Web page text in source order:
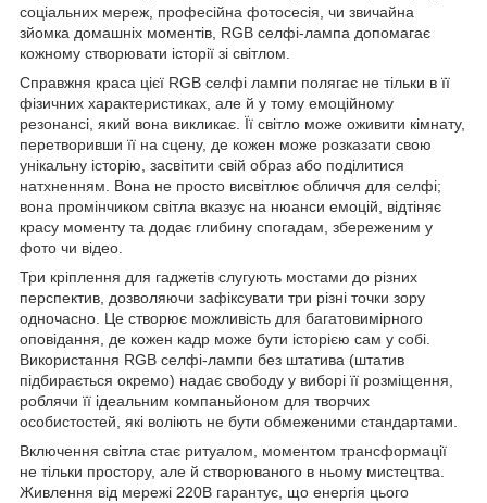
соціальних мереж, професійна фотосесія, чи звичайна
зйомка домашніх моментів, RGB селфі-лампа допомагає
кожному створювати історії зі світлом.
Справжня краса цієї RGB селфі лампи полягає не тільки в її
фізичних характеристиках, але й у тому емоційному
резонансі, який вона викликає. Її світло може оживити кімнату,
перетворивши її на сцену, де кожен може розказати свою
унікальну історію, засвітити свій образ або поділитися
натхненням. Вона не просто висвітлює обличчя для селфі;
вона промінчиком світла вказує на нюанси емоцій, відтіняє
красу моменту та додає глибину спогадам, збереженим у
фото чи відео.
Три кріплення для гаджетів слугують мостами до різних
перспектив, дозволяючи зафіксувати три різні точки зору
одночасно. Це створює можливість для багатовимірного
оповідання, де кожен кадр може бути історією сам у собі.
Використання RGB селфі-лампи без штатива (штатив
підбирається окремо) надає свободу у виборі її розміщення,
роблячи її ідеальним компаньйоном для творчих
особистостей, які воліють не бути обмеженими стандартами.
Включення світла стає ритуалом, моментом трансформації
не тільки простору, але й створюваного в ньому мистецтва.
Живлення від мережі 220В гарантує, що енергія цього